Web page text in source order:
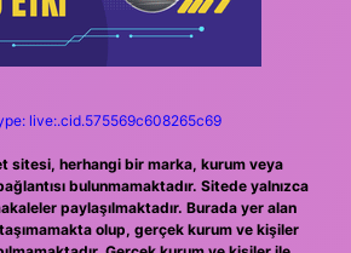
live:.cid.575569c608265c69
sitesi, herhangi bir marka, kurum veya
bulunmamaktadır. Sitede yalnızca
paylaşılmaktadır. Burada yer alan
olup, gerçek kurum ve kişiler